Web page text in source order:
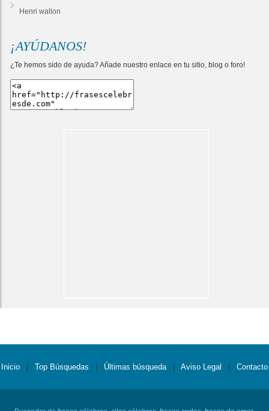
Henri wallon
¡AYÚDANOS!
¿Te hemos sido de ayuda? Añade nuestro enlace en tu sitio, blog o foro!
Inicio Top Búsquedas Últimas búsqueda Aviso Legal Contacto